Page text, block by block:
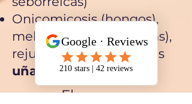
Onicomicosis (hongos),
melanoniquía (manchas),
rejuvenecimiento de las
uñas
El